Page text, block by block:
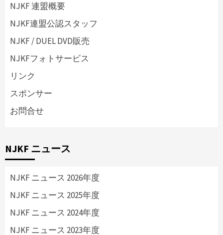
NJKF 連盟概要
NJKF連盟公認スタッフ
NJKF / DUEL DVD販売
NJKFフォトサービス
リンク
スポンサー
お問合せ
NJKF ニュース
NJKF ニュース 2026年度
NJKF ニュース 2025年度
NJKF ニュース 2024年度
NJKF ニュース 2023年度